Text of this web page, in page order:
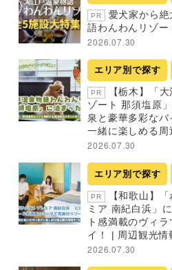
PR
愛犬家から
語わんわんリゾー
2026.07.30
エリア別で探す
PR
【栃木】「
ゾート 那須塩原
泉と豪華多彩な
一緒に楽しめる
2026.07.30
エリア別で探す
PR
【和歌山】
ミア 南紀白浜」
ト感満載のヴィ
イ！ | 周辺観光情
2026.07.30